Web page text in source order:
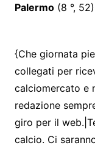
Palermo(8 °, 52)
{Che giornata
collegati per
calciomercato e
redazione
giro per il
calcio. Ci